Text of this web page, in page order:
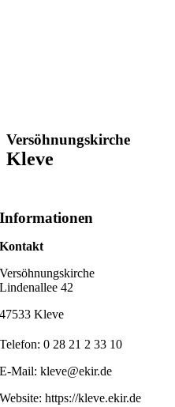
Versöhnungskirche
Kleve
Informationen
Kontakt
Versöhnungskirche
Lindenallee 42
47533 Kleve
Telefon: 0 28 21 2 33 10
E-Mail: kleve@ekir.de
Website: https://kleve.ekir.de